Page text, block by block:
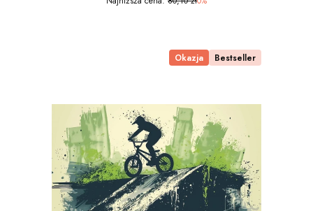
Okazja Bestseller